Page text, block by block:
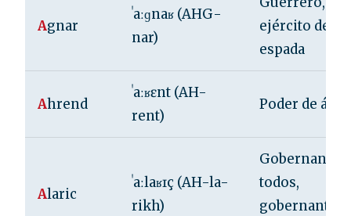
Agnar
ˈaːɡnaʁ (AHG-
nar)
ejército de la
espada
Ahrend
ˈaːʁɛnt (AH-
rent)
Poder de
Alaric
ˈaːlaʁɪç (AH-la-
rikh)
Gobernante
todos,
gobernante